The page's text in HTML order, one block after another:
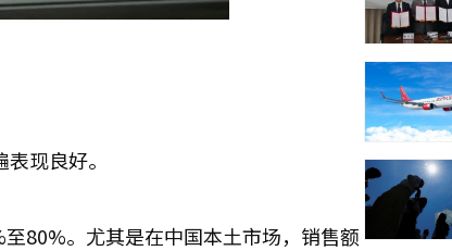
现良好。
80%。尤其是在中国本土市场，销售额